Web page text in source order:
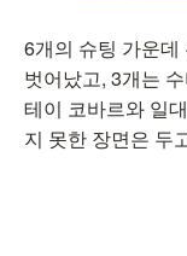
6개의 슈팅 가운
벗어났고, 3개는
테이 코바르와 일
지 못한 장면은 두